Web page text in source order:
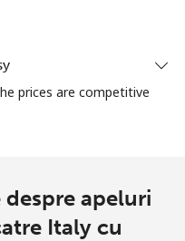
prices are competitive
apeluri
Italy cu